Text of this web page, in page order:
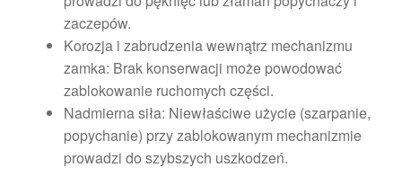
zaczepów.
Korozja i zabrudzenia wewnątrz mechanizmu
zamka: Brak konserwacji może powodować
zablokowanie ruchomych części.
Nadmierna siła: Niewłaściwe użycie (szarpanie,
popychanie) przy zablokowanym mechanizmie
prowadzi do szybszych uszkodzeń.